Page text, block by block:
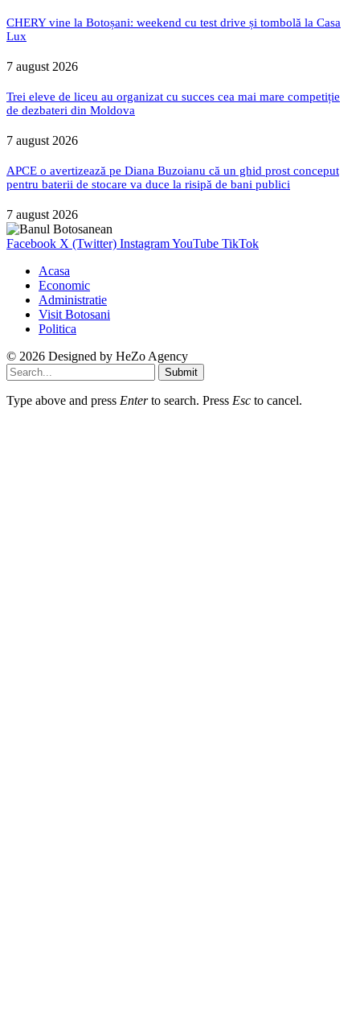
CHERY vine la Botoșani: weekend cu test drive și tombolă la Casa
Lux
7 august 2026
Trei eleve de liceu au organizat cu succes cea mai mare competiție
de dezbateri din Moldova
7 august 2026
APCE o avertizează pe Diana Buzoianu că un ghid prost conceput
pentru baterii de stocare va duce la risipă de bani publici
7 august 2026
Facebook X (Twitter) InstagramYouTube TikTok
Acasa
Economic
Administratie
Visit Botosani
Politica
© 2026 Designed by HeZo Agency
Submit
Type above and press Enterto search. Press Esc to cancel.